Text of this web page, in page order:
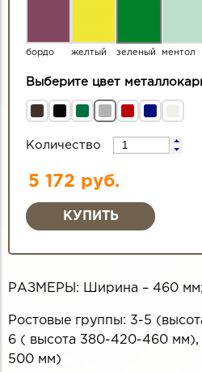
бордо желтый зеленый ментол
Выберите цвет
Количество
5 172 руб.
РАЗМЕРЫ: Ширина – 460 мм;
Ростовые группы: 3-5
6 ( высота 380-420-460
500 мм)